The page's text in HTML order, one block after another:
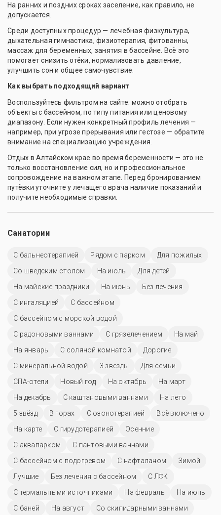
На ранних и поздних сроках заселение, как правило, не
допускается.
Среди доступных процедур — лечебная физкультура,
дыхательная гимнастика, физиотерапия, фитованны,
массаж для беременных, занятия в бассейне. Всё это
помогает снизить отёки, нормализовать давление,
улучшить сон и общее самочувствие.
Как выбрать подходящий вариант
Воспользуйтесь фильтром на сайте: можно отобрать
объекты с бассейном, по типу питания или ценовому
диапазону. Если нужен конкретный профиль лечения —
например, при угрозе прерывания или гестозе — обратите
внимание на специализацию учреждения.
Отдых в Алтайском крае во время беременности — это не
только восстановление сил, но и профессиональное
сопровождение на важном этапе. Перед бронированием
путёвки уточните у лечащего врача наличие показаний и
получите необходимые справки.
Санатории
С бальнеотерапией Рядом с парком
Для пожилых
Со шведским столом
На июль
Для детей
На майские праздники
На июнь
Без лечения
С ингаляцией
C бассейном
С бассейном с морской водой
С радоновыми ваннами
С грязелечением
На май
На январь
С соляной комнатой
Дорогие
С минеральной водой
3 звезды
Для семьи
СПА-отели
Новый год На октябрь
На март
На декабрь
С каштановыми ваннами
На лето
5 звёзд
В горах С озонотерапией
Всё включено
На карте
С гирудотерапией
Осенние
С аквапарком
С пантовыми ваннами
С бассейном с подогревом
С нафталаном
Зимой
Лучшие
Без лечения с бассейном
С ЛФК
С термальными источниками
На февраль
На июнь
С баней
На август
Со скипидарными ваннами